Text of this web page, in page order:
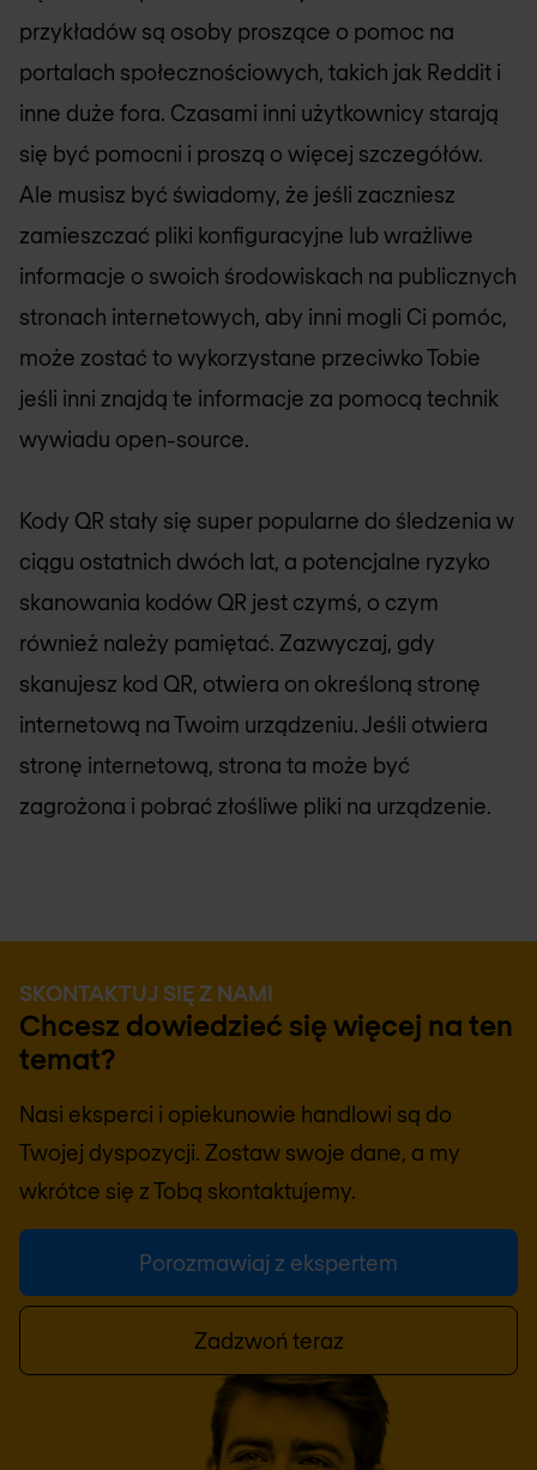
przykładów są osoby proszące o pomoc na
portalach społecznościowych, takich jak Reddit i
inne duże fora. Czasami inni użytkownicy starają
się być pomocni i proszą o więcej szczegółów.
Ale musisz być świadomy, że jeśli zaczniesz
zamieszczać pliki konfiguracyjne lub wrażliwe
informacje o swoich środowiskach na publicznych
stronach internetowych, aby inni mogli Ci pomóc,
może zostać to wykorzystane przeciwko Tobie
jeśli inni znajdą te informacje za pomocą technik
wywiadu open-source.
Kody QR stały się super popularne do śledzenia w
ciągu ostatnich dwóch lat, a potencjalne ryzyko
skanowania kodów QR jest czymś, o czym
również należy pamiętać. Zazwyczaj, gdy
skanujesz kod QR, otwiera on określoną stronę
internetową na Twoim urządzeniu. Jeśli otwiera
stronę internetową, strona ta może być
zagrożona i pobrać złośliwe pliki na urządzenie.
SKONTAKTUJ SIĘ Z NAMI
Chcesz dowiedzieć się więcej na ten
temat?
Nasi eksperci i opiekunowie handlowi są do
Twojej dyspozycji. Zostaw swoje dane, a my
wkrótce się z Tobą skontaktujemy.
Porozmawiaj z ekspertem
Zadzwoń teraz